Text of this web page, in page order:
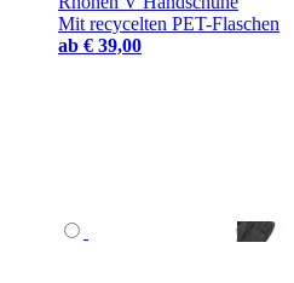
Mit recycelten PET-Flaschen
ab € 39,00